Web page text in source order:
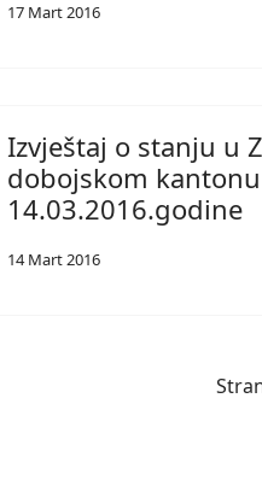
17 Mart 2016
Izvještaj o stanju u
dobojskom
14.03.2016.godine
14 Mart 2016